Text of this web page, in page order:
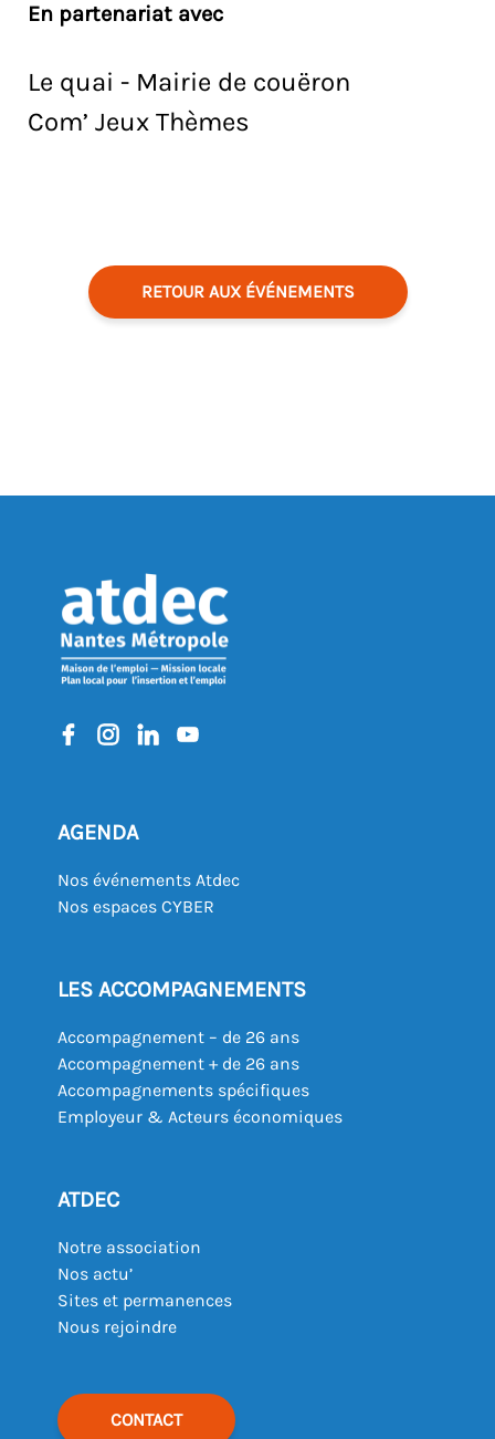
En partenariat avec
Le quai - Mairie de couëron
Com’ Jeux Thèmes
RETOUR AUX ÉVÉNEMENTS
AGENDA
Nos événements Atdec
Nos espaces CYBER
LES ACCOMPAGNEMENTS
Accompagnement – de 26 ans
Accompagnement + de 26 ans
Accompagnements spécifiques
Employeur & Acteurs économiques
ATDEC
Notre association
Nos actu’
Sites et permanences
Nous rejoindre
CONTACT